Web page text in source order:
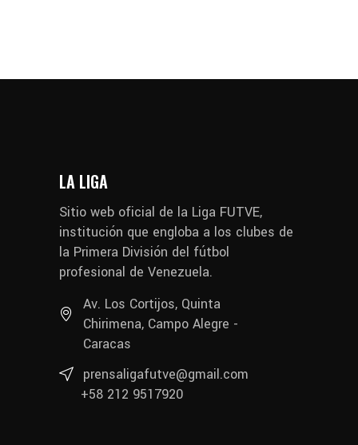
LA LIGA
Sitio web oficial de la Liga FUTVE,
institución que engloba a los clubes de
la Primera División del fútbol
profesional de Venezuela.
Av. Los Cortijos, Quinta
Chirimena, Campo Alegre -
Caracas
prensaligafutve@gmail.com
+58 212 9517920